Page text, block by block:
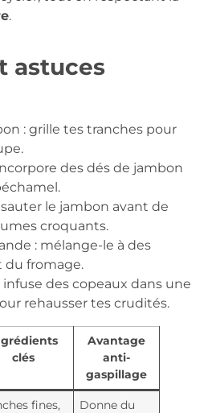
.
astuces
: grille tes tranches pour
des dés de jambon
sauter le jambon avant de
croquants.
: mélange-le à des
du fromage.
des copeaux dans une
rehausser tes crudités.
clés
Avantage
anti-
gaspillage
fines,
Donne du